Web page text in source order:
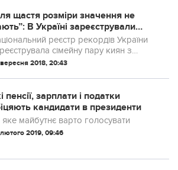
щастя розміри значення не
В Україні зареєстрували
пару з рекордною різницею
(фото)
реєстр рекордів України
сімейну пару киян з
різницею в зрості.
2018, 20:43
пенсії, зарплати і податки
кандидати в президенти
майбутнє варто голосувати
2019, 09:46